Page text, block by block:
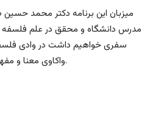
میزبان این برنامه دکتر محمد
مدرس دانشگاه و محقق در علم فلسفه
سفری خواهیم داشت در وادی
واکاوی معنا و مفهوم مدرنیته خواهیم پرداخت.